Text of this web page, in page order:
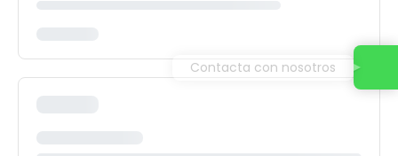
Contacta con nosotros